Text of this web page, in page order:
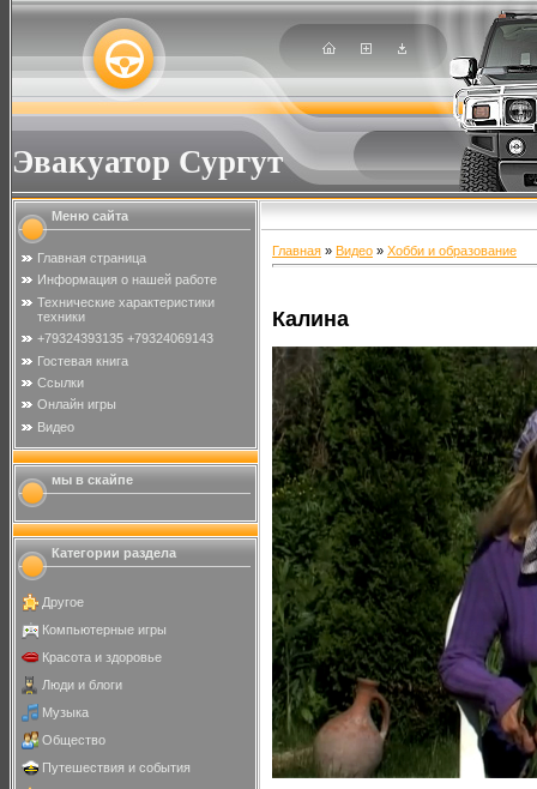
Эвакуатор Сургут
Меню сайта
Главная страница
Информация о нашей работе
Технические характеристики
техники
+79324393135 +79324069143
Гостевая книга
Ссылки
Онлайн игры
Видео
мы в скайпе
Категории раздела
Другое
Компьютерные игры
Красота и здоровье
Люди и блоги
Музыка
Общество
Путешествия и события
Главная » Видео » Хобби и образование
Калина